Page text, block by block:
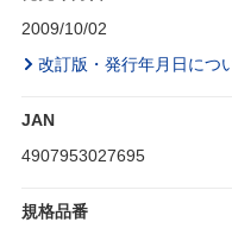
2009/10/02
改訂版・発行年月日につ
JAN
4907953027695
規格品番